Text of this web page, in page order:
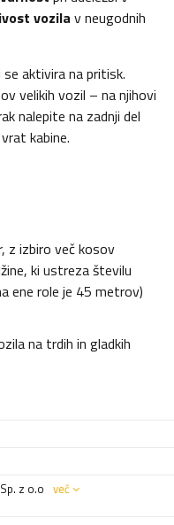
vozila v neugodnih
se aktivira na pritisk.
velikih vozil – na njihovi
nalepite na zadnji del
kabine.
z izbiro več kosov
ki ustreza številu
ene role je 45 metrov)
na trdih in gladkih
z o.o več